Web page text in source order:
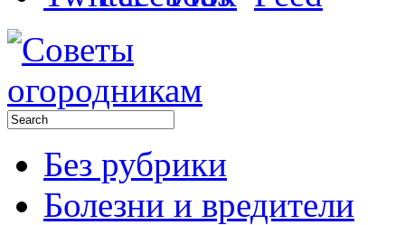
Без рубрики
Болезни и вредители